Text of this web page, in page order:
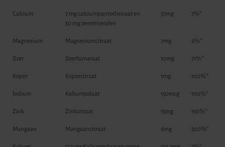
Calcium
7 mg calciumpantothenaat en
50 mg zeemineralen
57mg 7%*
Magnesium Magnesiumcitraat 7mg 2%*
IJzer IJzerfumaraat 10mg 71%*
Koper Kopercitraat 1mg 100%*
Jodium Kaliumjodaat 150mcg 100%*
Zink Zinkcitraat 15mg 150%*
Mangaan Mangaancitraat 6mg 300%*